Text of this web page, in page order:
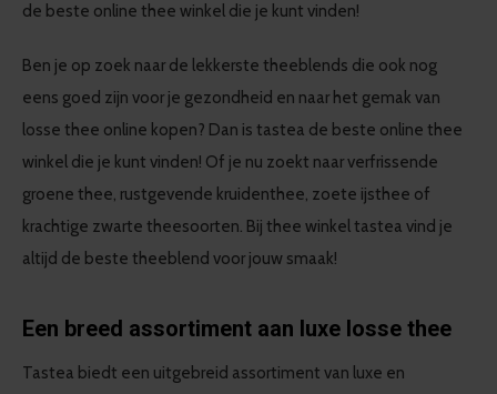
de beste online thee winkel die je kunt vinden!
Ben je op zoek naar de lekkerste theeblends die ook nog
eens goed zijn voor je gezondheid en naar het gemak van
losse thee online kopen? Dan is tastea de beste online thee
winkel die je kunt vinden! Of je nu zoekt naar verfrissende
groene thee, rustgevende kruidenthee, zoete ijsthee of
krachtige zwarte theesoorten. Bij thee winkel tastea vind je
altijd de beste theeblend voor jouw smaak!
Een breed assortiment aan luxe losse thee
Tastea biedt een uitgebreid assortiment van luxe en